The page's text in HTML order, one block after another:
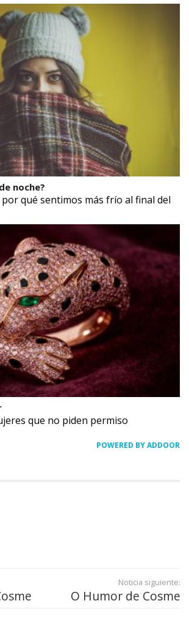
noche?
por qué sentimos más frío al final del
que no piden permiso
POWERED BY ADDOOR
Noticia siguiente:
O Humor de Cosme